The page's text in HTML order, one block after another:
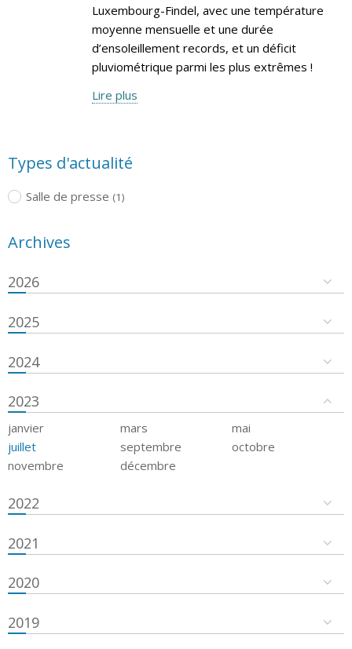
Luxembourg-Findel, avec une température
moyenne mensuelle et une durée
d’ensoleillement records, et un déficit
pluviométrique parmi les plus extrêmes !
Lire plus
Types d'actualité
Salle de presse (1)
Archives
2026
2025
2024
2023
janvier mars
mai
juillet
septembre
octobre
novembre
décembre
2022
2021
2020
2019